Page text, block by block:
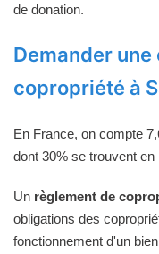
de donation.
Demander
copropriété à
En France, on compte
dont 30% se trouvent en
Un règlement de
obligations des
fonctionnement d'un